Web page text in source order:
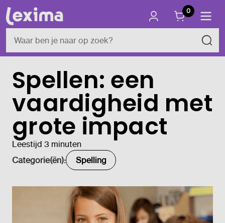
0
Spellen: een
vaardigheid met
grote impact
Leestijd 3 minuten
Categorie(ën):
Spelling